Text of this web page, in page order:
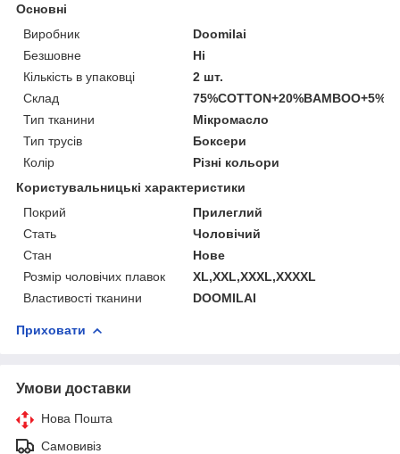
Основні
Виробник
Doomilai
Безшовне
Ні
Кількість в упаковці
2 шт.
Склад
Тип тканини
Мікромасло
Тип трусів
Боксери
Колір
Різні кольори
Користувальницькі характеристики
Покрий
Прилеглий
Стать
Чоловічий
Стан
Нове
Розмір чоловічих плавок
XL,XXL,XXXL,XXXXL
Властивості тканини
DOOMILAI
Приховати
Умови доставки
Нова Пошта
Самовивіз